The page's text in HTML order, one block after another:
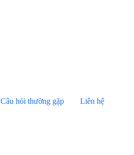
Câu hỏi thường gặp Liên hệ